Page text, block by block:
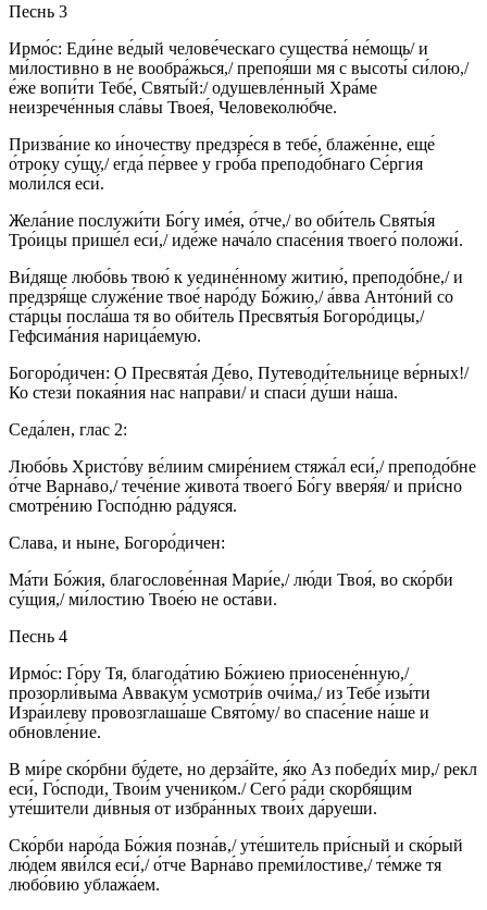
Песнь 3
Ирмо́с: Еди́не ве́дый челове́ческаго существа́ не́мощь/ и
ми́лостивно в не вообра́жься,/ препоя́ши мя с высоты́ си́лою,/
е́же вопи́ти Тебе́, Святы́й:/ одушевле́нный Хра́ме
неизрече́нныя сла́вы Твоея́, Человеколю́бче.
Призва́ние ко и́ночеству предзре́ся в тебе́, блаже́нне, еще́
о́троку су́щу,/ егда́ пе́рвее у гро́ба преподо́бнаго Се́ргия
моли́лся еси́.
Жела́ние послужи́ти Бо́гу име́я, о́тче,/ во оби́тель Святы́я
Тро́ицы прише́л еси́,/ иде́же нача́ло спасе́ния твоего́ положи́.
Ви́дяще любо́вь твою́ к уедине́нному житию́, преподо́бне,/ и
предзря́ще служе́ние твое́ наро́ду Бо́жию,/ а́вва Анто́ний со
ста́рцы посла́ша тя во оби́тель Пресвяты́я Богоро́дицы,/
Гефсима́ния нарица́емую.
Богоро́дичен: О Пресвята́я Де́во, Путеводи́тельнице ве́рных!/
Ко стези́ покая́ния нас напра́ви/ и спаси́ ду́ши на́ша.
Седа́лен, глас 2:
Любо́вь Христо́ву ве́лиим смире́нием стяжа́л еси́,/ преподо́бне
о́тче Варна́во,/ тече́ние живота́ твоего́ Бо́гу вверя́я/ и при́сно
смотре́нию Госпо́дню ра́дуяся.
Слава, и ныне, Богоро́дичен:
Ма́ти Бо́жия, благослове́нная Мари́е,/ лю́ди Твоя́, во ско́рби
су́щия,/ ми́лостию Твое́ю не оста́ви.
Песнь 4
Ирмо́с: Го́ру Тя, благода́тию Бо́жиею приосене́нную,/
прозорли́выма Авваку́м усмотри́в очи́ма,/ из Тебе́ изы́ти
Изра́илеву провозглаша́ше Свято́му/ во спасе́ние на́ше и
обновле́ние.
В ми́ре ско́рбни бу́дете, но дерза́йте, я́ко Аз победи́х мир,/ рекл
еси́, Го́споди, Твои́м ученико́м./ Сего́ ра́ди скорбя́щим
уте́шители ди́вныя от избра́нных твои́х да́руеши.
Ско́рби наро́да Бо́жия позна́в,/ уте́шитель при́сный и ско́рый
лю́дем яви́лся еси́,/ о́тче Варна́во преми́лостиве,/ те́мже тя
любо́вию ублажа́ем.